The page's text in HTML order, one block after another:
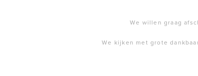
We willen graag
We kijken met grote